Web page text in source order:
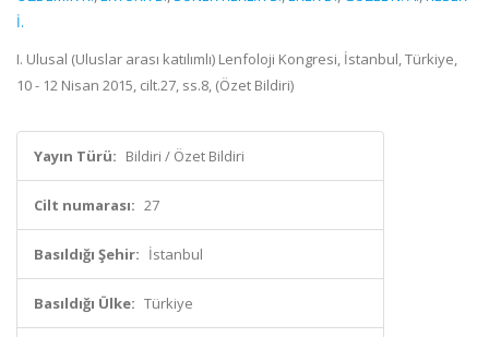
İ.
I. Ulusal (Uluslar arası katılımlı) Lenfoloji Kongresi, İstanbul, Türkiye,
10 - 12 Nisan 2015, cilt.27, ss.8, (Özet Bildiri)
Yayın Türü: Bildiri / Özet Bildiri
Cilt numarası: 27
Basıldığı Şehir: İstanbul
Basıldığı Ülke: Türkiye